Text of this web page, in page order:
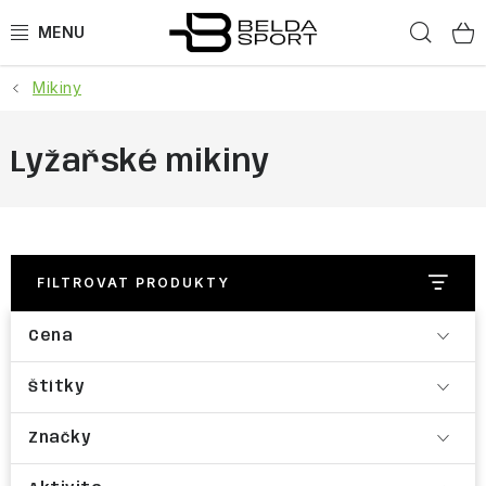
na
SPORTY
BĚH
BOTY
DOPLŇKY
Mikiny
Lyžařské mikiny
FILTROVAT PRODUKTY
Cena
Štítky
Značky